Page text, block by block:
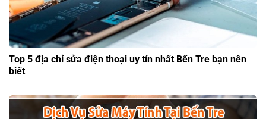
Top 5 địa chỉ sửa điện thoại uy tín nhất Bến Tre bạn nên
biết